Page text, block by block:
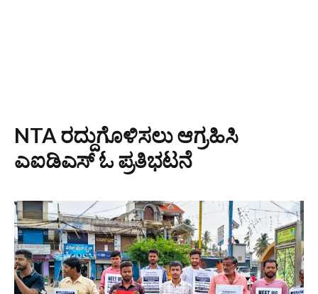
NTA ರದ್ದುಗೊಳಿಸಲು ಆಗ್ರಹಿಸಿ
ಎಐಡಿಎಸ್ ಓ ಪ್ರತಿಭಟನೆ